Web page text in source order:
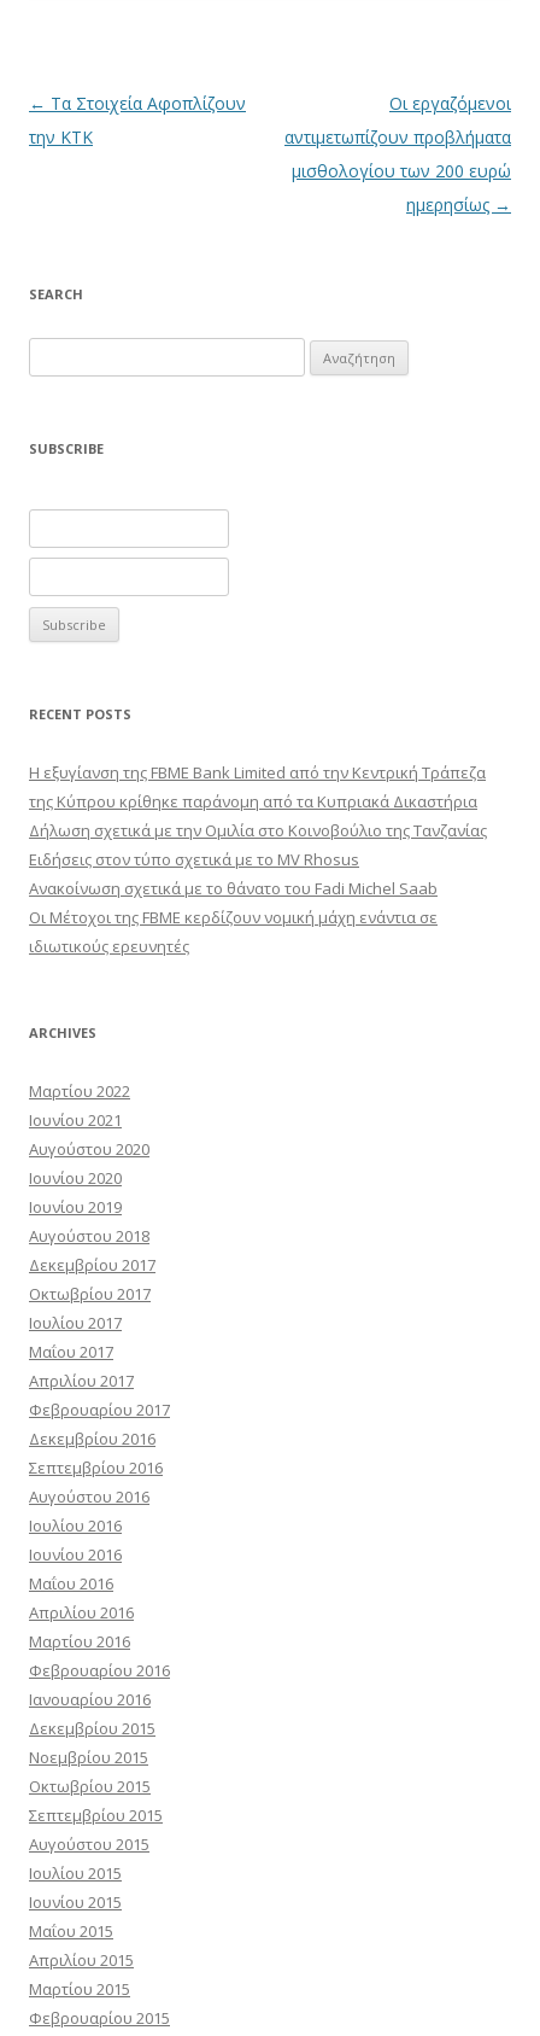
Πλοήγηση άρθρων
← Τα Στοιχεία Αφοπλίζουν
την ΚΤΚ
Οι εργαζόμενοι
αντιμετωπίζουν προβλήματα
μισθολογίου των 200 ευρώ
ημερησίως →
SEARCH
για:
SUBSCRIBE
RECENT POSTS
Η εξυγίανση της FBME Bank Limited από την Κεντρική Τράπεζα
της Κύπρου κρίθηκε παράνομη από τα Κυπριακά Δικαστήρια
Δήλωση σχετικά με την Ομιλία στο Κοινοβούλιο της Τανζανίας
Ειδήσεις στον τύπο σχετικά με το MV Rhosus
Ανακοίνωση σχετικά με το θάνατο του Fadi Michel Saab
Οι Μέτοχοι της FBME κερδίζουν νομική μάχη ενάντια σε
ιδιωτικούς ερευνητές
ARCHIVES
Μαρτίου 2022
Ιουνίου 2021
Αυγούστου 2020
Ιουνίου 2020
Ιουνίου 2019
Αυγούστου 2018
Δεκεμβρίου 2017
Οκτωβρίου 2017
Ιουλίου 2017
Μαΐου 2017
Απριλίου 2017
Φεβρουαρίου 2017
Δεκεμβρίου 2016
Σεπτεμβρίου 2016
Αυγούστου 2016
Ιουλίου 2016
Ιουνίου 2016
Μαΐου 2016
Απριλίου 2016
Μαρτίου 2016
Φεβρουαρίου 2016
Ιανουαρίου 2016
Δεκεμβρίου 2015
Νοεμβρίου 2015
Οκτωβρίου 2015
Σεπτεμβρίου 2015
Αυγούστου 2015
Ιουλίου 2015
Ιουνίου 2015
Μαΐου 2015
Απριλίου 2015
Μαρτίου 2015
Φεβρουαρίου 2015